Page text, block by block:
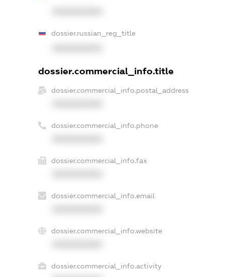
dossier.russian_reg_title
dossier.commercial_info.title
dossier.commercial_info.postal_address
dossier.commercial_info.phone
dossier.commercial_info.fax
dossier.commercial_info.email
dossier.commercial_info.website
dossier.commercial_info.activity